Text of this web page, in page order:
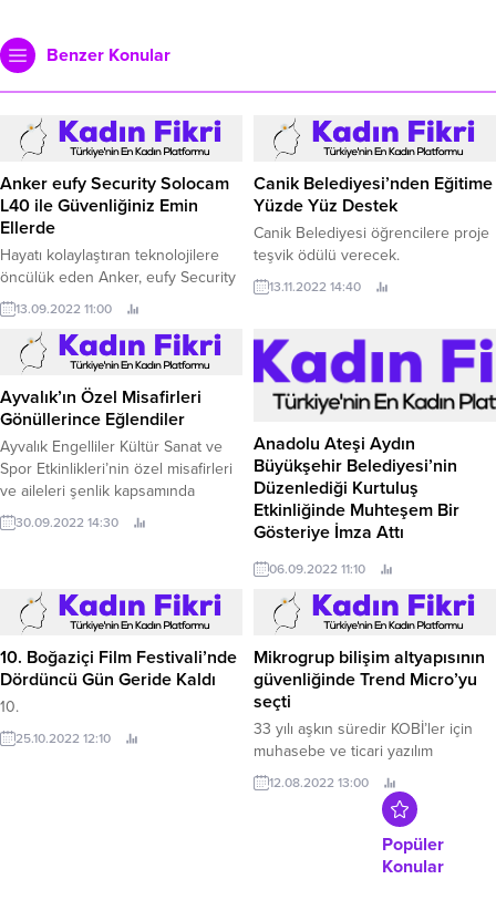
Benzer Konular
Anker eufy Security Solocam
L40 ile Güvenliğiniz Emin
Ellerde
Hayatı kolaylaştıran teknolojilere
öncülük eden Anker, eufy Security
kategori markasıyla evden uzak
olduğunuz zamanlarda gözünüzün
arkada kalmasını engelliyor.
13.09.2022 11:00
Canik Belediyesi’nden Eğitime
Yüzde Yüz Destek
Canik Belediyesi öğrencilere proje
teşvik ödülü verecek.
13.11.2022 14:40
Ayvalık’ın Özel Misafirleri
Gönüllerince Eğlendiler
Ayvalık Engelliler Kültür Sanat ve
Spor Etkinlikleri’nin özel misafirleri
ve aileleri şenlik kapsamında
Sarımsaklı Pazaryeri’nde yapılan
etkinliklerle gönüllerince eğlendiler
30.09.2022 14:30
Anadolu Ateşi Aydın
Büyükşehir Belediyesi’nin
Düzenlediği Kurtuluş
Etkinliğinde Muhteşem Bir
Gösteriye İmza Attı
Büyükşehir Belediyesi, Aydın’ın
düşman işgalinden kurtuluşunun
100.
06.09.2022 11:10
10. Boğaziçi Film Festivali’nde
Dördüncü Gün Geride Kaldı
10.
25.10.2022 12:10
Mikrogrup bilişim altyapısının
güvenliğinde Trend Micro’yu
seçti
33 yılı aşkın süredir KOBİ’ler için
muhasebe ve ticari yazılım
programları ile mali müşavirlere
yönelik yazılım çözümleri geliştiren
Mikrogrup, bilişim altyapısının
güvenliğinde Trend Micro’nun en
son tehditlere karşı geliştirdiği yeni
12.08.2022 13:00
Popüler
Konular